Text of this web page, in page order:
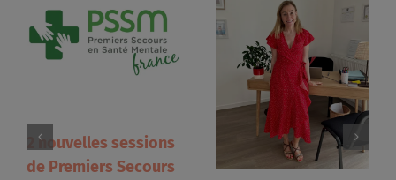
2 nouvelles sessions
de Premiers Secours